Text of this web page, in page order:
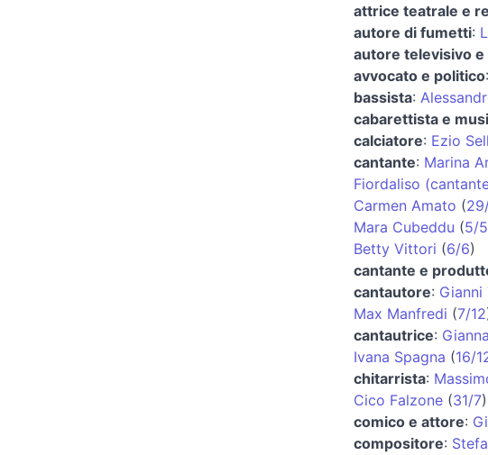
attrice teatrale e
autore di fumetti:
autore televisivo e
avvocato e politico:
bassista:
cabarettista e
calciatore: Ezio
cantante: Marina
Fiordaliso
Carmen Amato (
Mara Cubeddu (5/5
Betty Vittori (6/6)
cantante e
cantautore: Gianni
Max Manfredi (7/12
cantautrice:
Ivana Spagna (16/
chitarrista:
Cico Falzone(31/7)
comico e attore:
compositore: